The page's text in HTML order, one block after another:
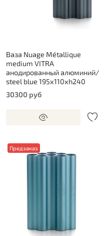
Ваза Nuage Métallique
medium VITRA
анодированный алюминий/
steel blue 195х110хh240
30300 руб
Предзаказ